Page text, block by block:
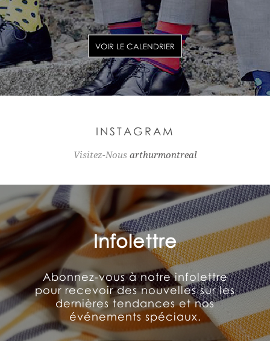
VOIR LE CALENDRIER
INSTAGRAM
Visitez-Nous arthurmontreal
Infolettre
Abonnez-vous à notre infolettre
pour recevoir des nouvelles sur les
dernières tendances et nos
événements spéciaux.